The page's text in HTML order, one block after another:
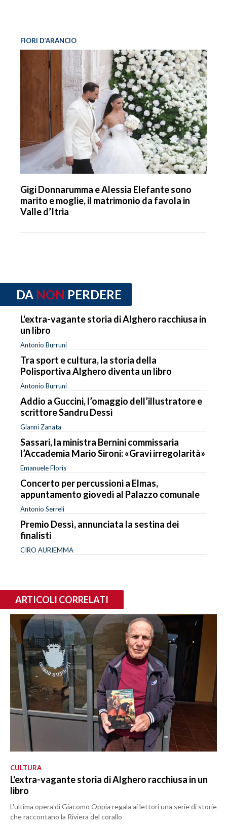
FIORI D’ARANCIO
Gigi Donnarumma e Alessia Elefante sono
marito e moglie, il matrimonio da favola in
Valle d’Itria
DA NON PERDERE
L'extra-vagante storia di Alghero racchiusa in
un libro
Antonio Burruni
Tra sport e cultura, la storia della
Polisportiva Alghero diventa un libro
Antonio Burruni
Addio a Guccini, l’omaggio dell’illustratore e
scrittore Sandru Dessì
Gianni Zanata
Sassari, la ministra Bernini commissaria
l’Accademia Mario Sironi: «Gravi irregolarità»
Emanuele Floris
Concerto per percussioni a Elmas,
appuntamento giovedì al Palazzo comunale
Antonio Serreli
Premio Dessì, annunciata la sestina dei
finalisti
CIRO AURIEMMA
ARTICOLI CORRELATI
CULTURA
L'extra-vagante storia di Alghero racchiusa in un
libro
L'ultima opera di Giacomo Oppia regala ai lettori una serie di storie
che raccontano la Riviera del corallo